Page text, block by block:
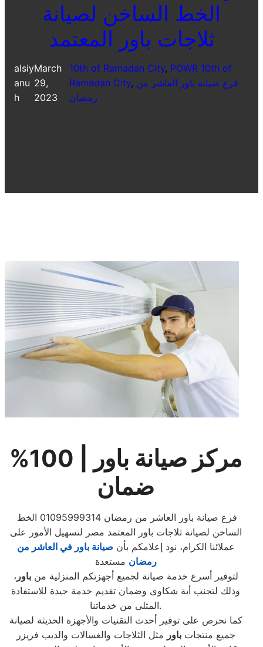
الخط الساخن لصيانة
ثلاجات باور المعتمد
alsiy
anu
h
March
29,
2023
10th of Ramadan City, POWR 10th of
Ramadan City, فرع صيانة باور العاشر من
رمضان
مركز صيانة باور | 100%
ضمان
الساخن لصيانة ثلاجات باور المعتمد مصر لتسهيل الأمور على
عملائنا الكرام، نود إعلامكم بأن صيانةباور فيالعاشر من
رمضان مستعدة
لتوفير أسرع خدمة صيانة لجميع أجهزتكم المنزلية منباور ،
وذلك لتجنب أية شكاوى وضمان تقديم خدمة جيدة للاستفادة
المثلى من خدماتنا.
كما نحرص على توفير أحدث التقنيات والأجهزة الحديثة لصيانة
جميع منتجاتباور مثل الثلاجات والغسالات والديب فریزر